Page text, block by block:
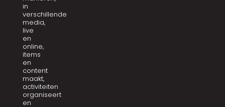
in
verschillende
media,
live
en
online,
items
en
content
maakt,
activiteiten
organiseert
en